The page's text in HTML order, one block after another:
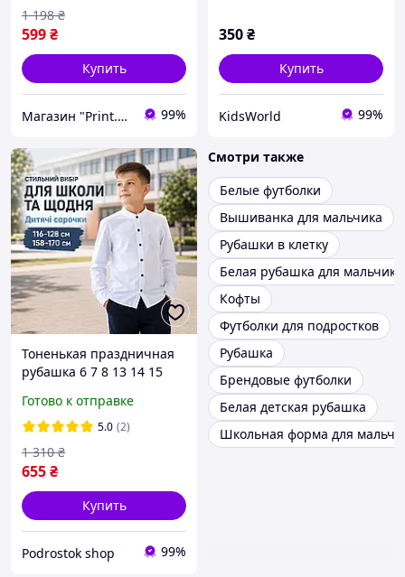
599₴
1 198 ₴
Купить
Магазин "Print.Ai" 99%
350₴
Купить
KidsWorld 99%
Тоненькая праздничная
рубашка 6 7 8 13 14 15
подростка, детские белые
рубашки на пуговицах
воротник стойка
Готово к отправке
5.0 (2)
655₴
1 310 ₴
Купить
Podrostok shop 99%
Смотри также
Белые футболки
Вышиванка для мальчика
Рубашки в клетку
Белая рубашка для мальчика
Кофты
Футболки для подростков
Рубашка
Брендовые футболки
Белая детская рубашка
Школьная форма для